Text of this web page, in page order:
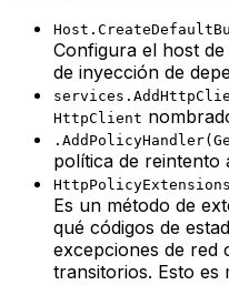
Configura el host
de inyección de
HttpClient
política de reintento
Es un método de
qué códigos de
excepciones de red
transitorios. Esto es